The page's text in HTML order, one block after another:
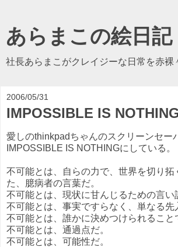
あらまこの絵日記
社長あらまこがクレイジーな日常を赤裸
2006/05/31
IMPOSSIBLE IS
愛しのthinkpadちゃんのスクリーンセー
IMPOSSIBLE IS NOTHINGにしている。
不可能とは、自らの力で、世界を切り拓
た、臆病者の言葉だ。
不可能とは、現状に甘んじるための言い
不可能とは、事実ですらなく、単なる先
不可能とは、誰かに決めつけられること
不可能とは、通過点だ。
不可能とは、可能性だ。